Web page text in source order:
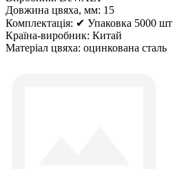
Довжина цвяха, мм: 15
Комплектація: ✔ Упаковка 5000 шт
Країна-виробник: Китай
Матеріал цвяха: оцинкована сталь